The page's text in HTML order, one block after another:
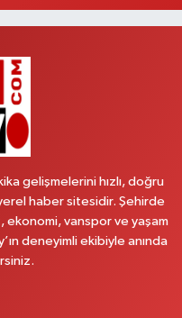
gelişmelerini hızlı, doğru
haber sitesidir. Şehirde
ekonomi, vanspor ve yaşam
deneyimli ekibiyle anında